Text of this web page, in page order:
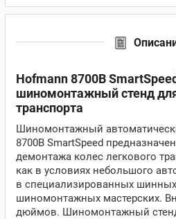
Hofmann 8700B
шиномонтажный стенд
транспорта
Шиномонтажный
8700B SmartSpeed
демонтажа колес легкового
как в условиях небольшого
в специализированных шинных
шиномонтажных мастерских.
дюймов. Шиномонтажный